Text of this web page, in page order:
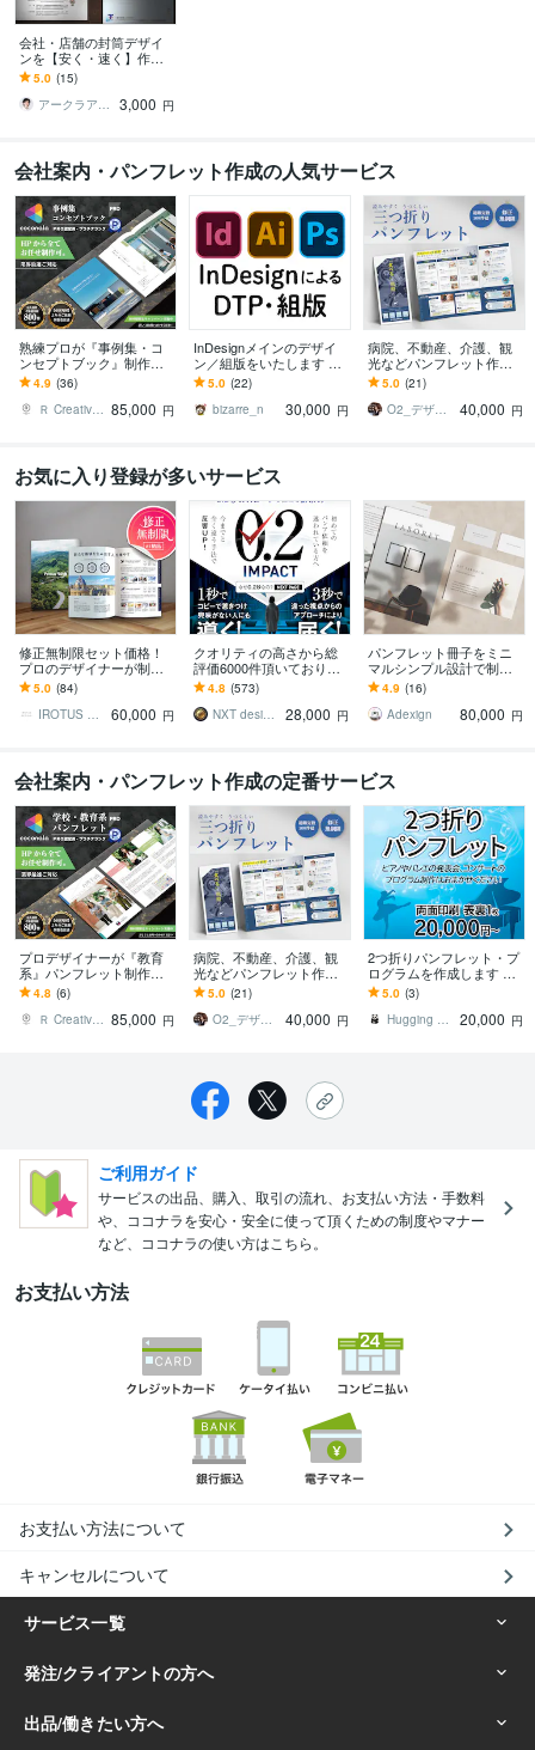
会社・店舗の封筒デザイ
ンを【安く・速く】作り
ます 見本集から選ぶだ
け！面倒な指示や打ち合
わせをしたくない貴方へ
5.0 (15)
アークラアスAQLASS
3,000 円
会社案内・パンフレット作成の人気サービス
熟練プロが『事例集・コ
ンセプトブック』制作致
します 各専門分野の実務
歴12年～21年のデザイナ
ーメンバーがご対応
4.9 (36)
Ｒ Creative Design 85,000 円
InDesignメインのデザイ
ン／組版をいたします 装
丁、デザインから組版ま
で、どの工程でもご相談
下さい
5.0 (22)
bizarre_n
30,000 円
病院、不動産、介護、観
光などパンフレット作成
します 三つ折りパンフレ
ット／ざっくりとしたイ
メージからでも大丈夫
5.0 (21)
O2_デザイン｜
40,000 円
お気に入り登録が多いサービス
修正無制限セット価格！
プロのデザイナーが制作
します 会社案内やパンフ
レットをオシャレでハイ
クオリティなデザインに
5.0 (84)
IROTUS DESIGN
60,000 円
クオリティの高さから総
評価6000件頂いておりま
す 修正無制限！25年デザ
イナーが作る違った視点
からのパンフ制作
4.8 (573)
NXT design 研究所
28,000 円
パンフレット冊子をミニ
マルシンプル設計で制作
します 余白で魅せる会社
案内・美容・医療向けパ
ンフレットを洗練設計
4.9 (16)
Adexign
80,000 円
会社案内・パンフレット作成の定番サービス
プロデザイナーが『教育
系』パンフレット制作致
します 各専門分野の実務
歴12年～21年のデザイナ
ーメンバーがご対応
4.8 (6)
Ｒ Creative Design 85,000 円
病院、不動産、介護、観
光などパンフレット作成
します 三つ折りパンフレ
ット／ざっくりとしたイ
メージからでも大丈夫
5.0 (21)
O2_デザイン｜
40,000 円
2つ折りパンフレット・プ
ログラムを作成します コ
ンサートや発表会のプロ
グラムならお任せくださ
い
5.0 (3)
Hugging Panda
20,000 円
ご利用ガイド
サービスの出品、購入、取引の流れ、お支払い方法・手数料
や、ココナラを安心・安全に使って頂くための制度やマナー
など、ココナラの使い方はこちら。
お支払い方法
お支払い方法について
キャンセルについて